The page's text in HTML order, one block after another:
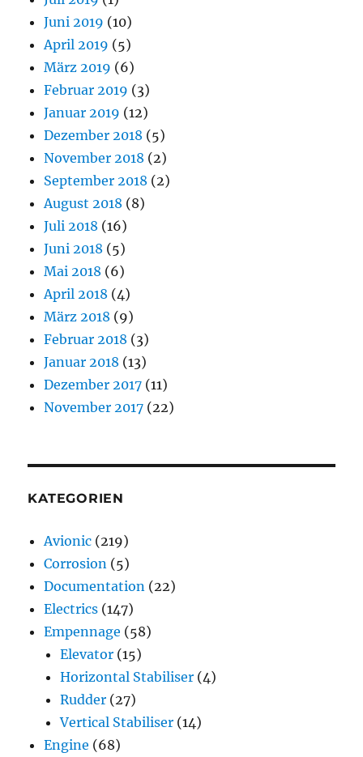
Juni 2019 (10)
April 2019 (5)
März 2019 (6)
Februar 2019 (3)
Januar 2019 (12)
Dezember 2018 (5)
November 2018 (2)
September 2018 (2)
August 2018 (8)
Juli 2018 (16)
Juni 2018 (5)
Mai 2018 (6)
April 2018 (4)
März 2018 (9)
Februar 2018 (3)
Januar 2018 (13)
Dezember 2017 (11)
November 2017 (22)
KATEGORIEN
Avionic (219)
Corrosion (5)
Documentation (22)
Electrics (147)
Empennage (58)
Elevator (15)
Horizontal Stabiliser (4)
Rudder (27)
Vertical Stabiliser (14)
Engine (68)